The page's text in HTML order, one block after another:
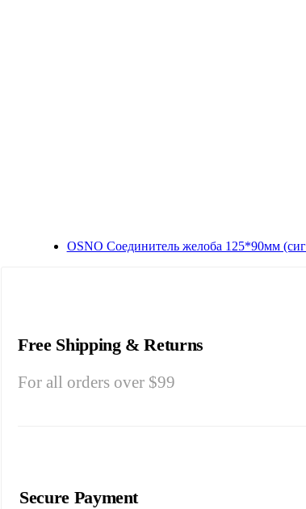
OSNO Соединитель желоба 125*90мм
Free Shipping & Returns
For all orders over $99
Secure Payment